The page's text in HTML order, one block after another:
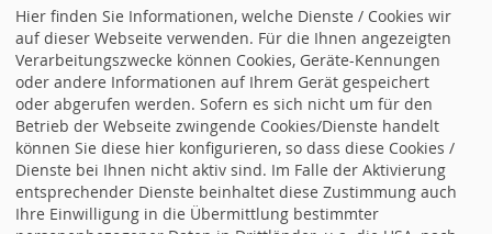
Hier finden Sie Informationen, welche Dienste / Cookies wir
auf dieser Webseite verwenden. Für die Ihnen angezeigten
Verarbeitungszwecke können Cookies, Geräte-Kennungen
oder andere Informationen auf Ihrem Gerät gespeichert
oder abgerufen werden. Sofern es sich nicht um für den
Betrieb der Webseite zwingende Cookies/Dienste handelt
können Sie diese hier konfigurieren, so dass diese Cookies /
Dienste bei Ihnen nicht aktiv sind. Im Falle der Aktivierung
entsprechender Dienste beinhaltet diese Zustimmung auch
Ihre Einwilligung in die Übermittlung bestimmter